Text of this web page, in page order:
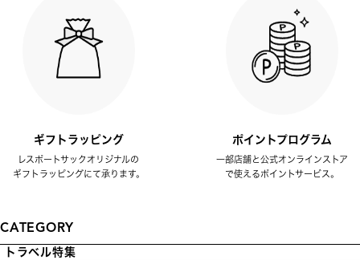
ギフトラッピング
レスポートサックオリジナルの
ギフトラッピングにて承ります。
ポイントプログラム
一部店舗と公式オンラインストア
で使えるポイントサービス。
CATEGORY
トラベル特集